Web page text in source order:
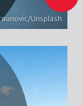
Unsplash